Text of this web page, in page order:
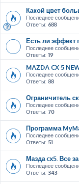
Какой цвет
Последнее
Ответы: 688
Есть ли эффект
Последнее
Ответы: 19
MAZDA CX-5
Последнее
Ответы: 88
Ограничитель
Последнее
Ответы: 70
Программа
Последнее
Ответы: 51
Мазда cx5. Все
Последнее
Ответы: 343